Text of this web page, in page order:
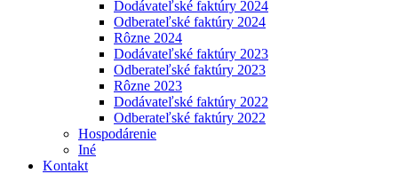
Dodávateľské faktúry 2024
Odberateľské faktúry 2024
Rôzne 2024
Dodávateľské faktúry 2023
Odberateľské faktúry 2023
Rôzne 2023
Dodávateľské faktúry 2022
Odberateľské faktúry 2022
Hospodárenie
Iné
Kontakt